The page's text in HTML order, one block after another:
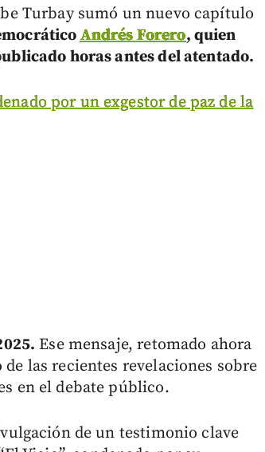
Turbay sumó un nuevo capítulo
Andrés Forero, quien
horas antes del atentado.
por un exgestor de paz de la
Ese mensaje, retomado ahora
las recientes revelaciones sobre
en el debate público.
de un testimonio clave